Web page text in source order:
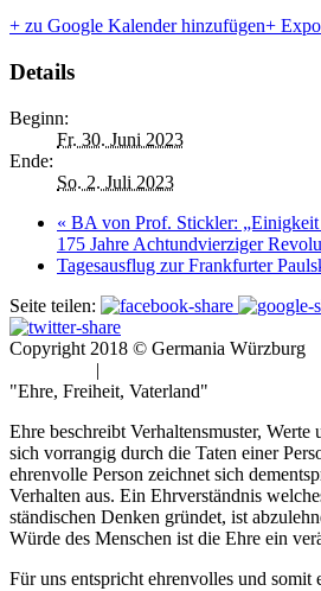
+ zu Google Kalender hinzufügen+
Details
Beginn:
Fr. 30. Juni 2023
Ende:
So. 2. Juli 2023
« BA von Prof. Stickler:
175 Jahre Achtundvierziger
Tagesausflug zur Frankfurter
Seite teilen:
Copyright 2018 © Germania Würzburg
|
"Ehre, Freiheit, Vaterland"
Ehre beschreibt Verhaltensmuster,
sich vorrangig durch die Taten einer
ehrenvolle Person zeichnet sich
Verhalten aus. Ein Ehrverständnis
ständischen Denken gründet, ist
Würde des Menschen ist die Ehre ein
Für uns entspricht ehrenvolles und somit